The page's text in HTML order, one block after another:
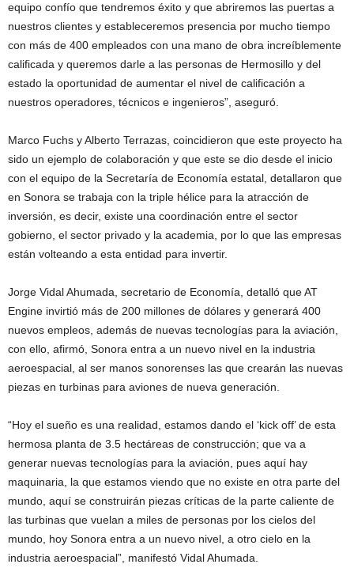
equipo confío que tendremos éxito y que abriremos las puertas a
nuestros clientes y estableceremos presencia por mucho tiempo
con más de 400 empleados con una mano de obra increíblemente
calificada y queremos darle a las personas de Hermosillo y del
estado la oportunidad de aumentar el nivel de calificación a
nuestros operadores, técnicos e ingenieros”, aseguró.
Marco Fuchs y Alberto Terrazas, coincidieron que este proyecto ha
sido un ejemplo de colaboración y que este se dio desde el inicio
con el equipo de la Secretaría de Economía estatal, detallaron que
en Sonora se trabaja con la triple hélice para la atracción de
inversión, es decir, existe una coordinación entre el sector
gobierno, el sector privado y la academia, por lo que las empresas
están volteando a esta entidad para invertir.
Jorge Vidal Ahumada, secretario de Economía, detalló que AT
Engine invirtió más de 200 millones de dólares y generará 400
nuevos empleos, además de nuevas tecnologías para la aviación,
con ello, afirmó, Sonora entra a un nuevo nivel en la industria
aeroespacial, al ser manos sonorenses las que crearán las nuevas
piezas en turbinas para aviones de nueva generación.
“Hoy el sueño es una realidad, estamos dando el ‘kick off’ de esta
hermosa planta de 3.5 hectáreas de construcción; que va a
generar nuevas tecnologías para la aviación, pues aquí hay
maquinaria, la que estamos viendo que no existe en otra parte del
mundo, aquí se construirán piezas críticas de la parte caliente de
las turbinas que vuelan a miles de personas por los cielos del
mundo, hoy Sonora entra a un nuevo nivel, a otro cielo en la
industria aeroespacial”, manifestó Vidal Ahumada.